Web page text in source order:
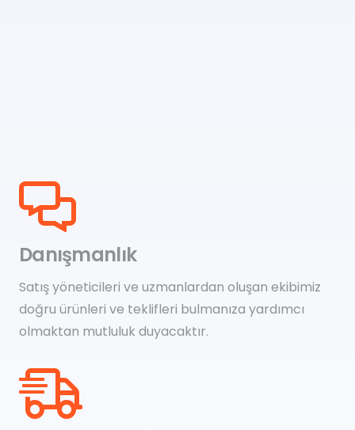
Danışmanlık
Satış yöneticileri ve uzmanlardan oluşan ekibimiz
doğru ürünleri ve teklifleri bulmanıza yardımcı
olmaktan mutluluk duyacaktır.